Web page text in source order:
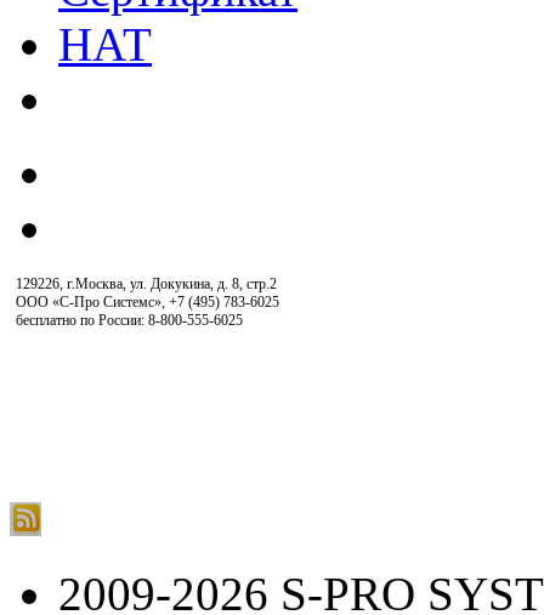
129226, г.Москва, ул. Докукина, д. 8, стр.2
ООО «С-Про Системс», +7 (495) 783-6025
бесплатно по России: 8-800-555-6025
2009-2026 S-PRO